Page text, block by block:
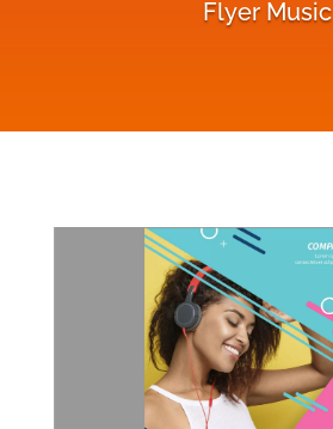
Flyer Music